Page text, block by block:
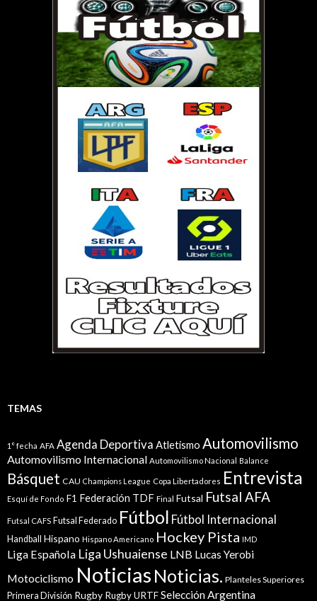
TEMAS
1° fecha AFA Agenda Deportiva Atletismo Automovilismo
Automovilismo Internacional Automovilismo Nacional Balance
Básquet CAU Champions League Copa Libertadores Entrevista
Esquí de Fondo F1 Federación TDF Final Futsal Futsal AFA
Futsal CAFS Futsal Federado Fútbol Fútbol Internacional
Handball Hispano Hispano Americano Hockey Pista IMD
Liga Española Liga Ushuaiense LNB Lucas Yerobi
Motociclismo Noticias Noticias. Planteles Superiores
Primera División Rugby Rugby URTFSelección Argentina